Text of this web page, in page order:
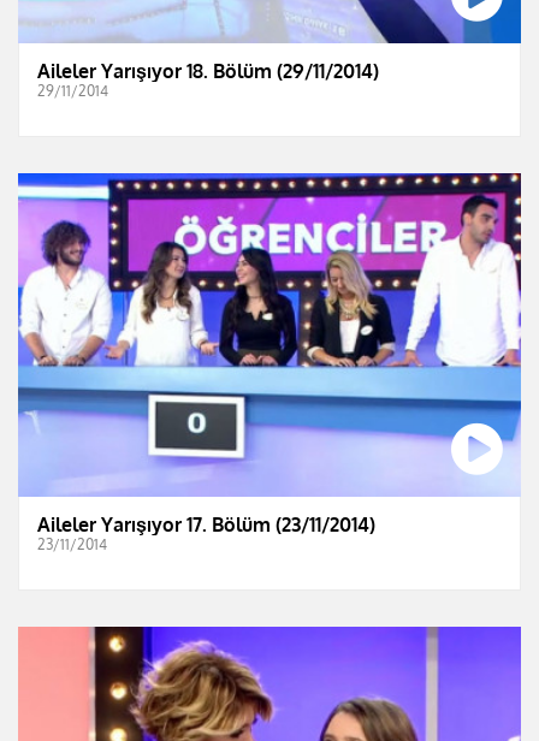
Aileler Yarışıyor 18. Bölüm (29/11/2014)
29/11/2014
Aileler Yarışıyor 17. Bölüm (23/11/2014)
23/11/2014